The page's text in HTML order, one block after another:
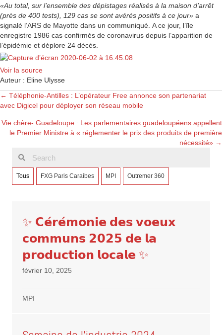
«Au total, sur l’ensemble des dépistages réalisés à la maison d’arrêt
(près de 400 tests), 129 cas se sont avérés positifs à ce jour» a
signalé l’ARS de Mayotte dans un communiqué. A ce jour, l’île
enregistre 1986 cas confirmés de coronavirus depuis l’apparition de
l’épidémie et déplore 24 décès.
Voir la source
Auteur : Eline Ulysse
Posts
navigation
← Téléphonie-Antilles : L’opérateur Free annonce son partenariat
avec Digicel pour déployer son réseau mobile
Vie chère- Guadeloupe : Les parlementaires guadeloupéens appellent
le Premier Ministre à « réglementer le prix des produits de première
nécessité» →
Tous FXG Paris Caraibes MPI Outremer 360
✨ 𝗖𝗲́𝗿𝗲́𝗺𝗼𝗻𝗶𝗲 𝗱𝗲𝘀 𝘃𝗼𝗲𝘂𝘅
𝗰𝗼𝗺𝗺𝘂𝗻𝘀 𝟮𝟬𝟮𝟱 𝗱𝗲 𝗹𝗮
𝗽𝗿𝗼𝗱𝘂𝗰𝘁𝗶𝗼𝗻 𝗹𝗼𝗰𝗮𝗹𝗲 ✨
février 10, 2025
MPI